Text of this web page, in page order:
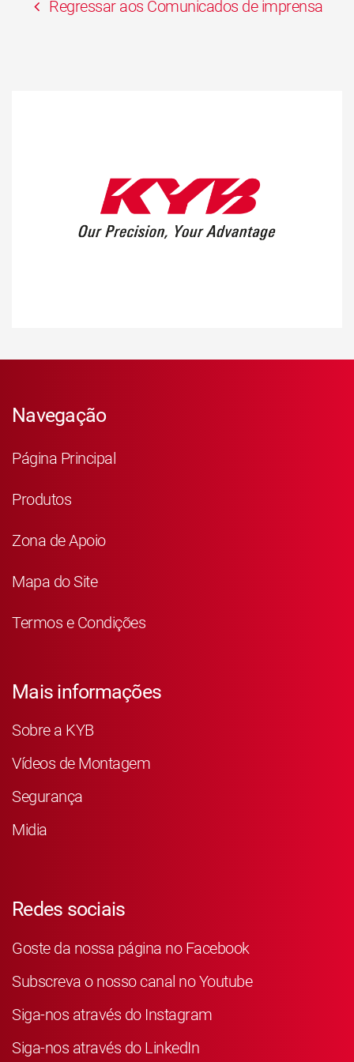
Regressar aos Comunicados de imprensa
Navegação
Página Principal
Produtos
Zona de Apoio
Mapa do Site
Termos e Condições
Mais informações
Sobre a KYB
Vídeos de Montagem
Segurança
Midia
Redes sociais
Goste da nossa página no Facebook
Subscreva o nosso canal no Youtube
Siga-nos através do Instagram
Siga-nos através do LinkedIn